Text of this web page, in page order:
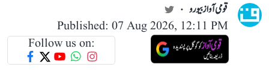
قومی آواز بیورو
Published: 07 Aug 2026, 12:11 PM
Follow us on: